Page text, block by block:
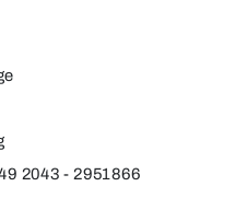
2043 - 2951866